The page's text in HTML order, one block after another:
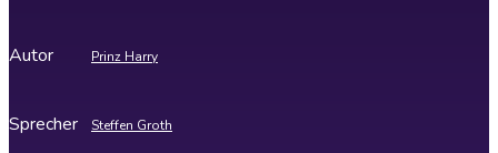
Autor Prinz Harry
Sprecher Steffen Groth